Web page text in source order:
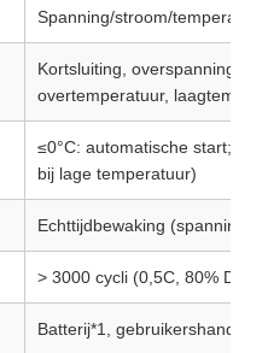
Spanning/stroom/
Kortsluiting, overspanning,
overtemperatuur,
≤0°C: automatische start;
bij lage temperatuur)
Echttijdbewaking (spanning/
> 3000 cycli (0,5C, 80% DOD)
Batterij*1,